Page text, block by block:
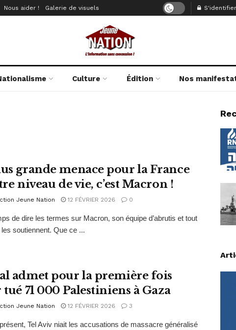
Nous aider ! Galerie de visuels S'identifier
Culture Édition Nos
grande menace pour la France
niveau de vie, c’est Macron !
Jeune Nation 12 FÉVRIER 2026 0
de dire les termes sur Macron, son équipe d’abrutis et tout
soutiennent. Que ce ...
admet pour la première fois
71 000 Palestiniens à Gaza
Jeune Nation 12 FÉVRIER 2026 3
Tel Aviv niait les accusations de massacre généralisé